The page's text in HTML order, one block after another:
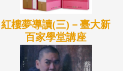
紅樓夢導讀(三)－臺大新
百家學堂講座